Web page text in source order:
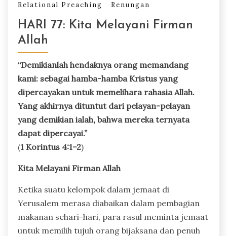
Relational Preaching
Renungan
HARI 77: Kita Melayani Firman
Allah
“Demikianlah hendaknya orang memandang
kami: sebagai hamba-hamba Kristus yang
dipercayakan untuk memelihara rahasia Allah.
Yang akhirnya dituntut dari pelayan-pelayan
yang demikian ialah, bahwa mereka ternyata
dapat dipercayai.”
(1 Korintus 4:1–2)
Kita Melayani Firman Allah
Ketika suatu kelompok dalam jemaat di
Yerusalem merasa diabaikan dalam pembagian
makanan sehari-hari, para rasul meminta jemaat
untuk memilih tujuh orang bijaksana dan penuh